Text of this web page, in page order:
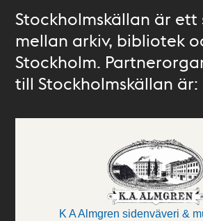
Stockholmskällan är
mellan arkiv, bibliotek
Stockholm.
till Stockholmskällan är:
K A Almgren sidenväveri &